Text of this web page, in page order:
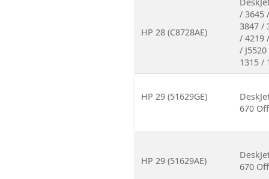
HP 28 (C8728AE)
/ 3645
3847 /
/ 4219
/
1315 /
HP 29 (51629GE)
670
HP 29 (51629AE)
670